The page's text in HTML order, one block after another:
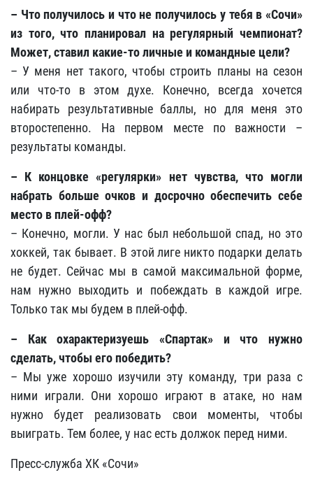
– Что получилось и что не получилось у тебя в «Сочи»
из того, что планировал на регулярный чемпионат?
Может, ставил какие-то личные и командные цели?
– У меня нет такого, чтобы строить планы на сезон
или что-то в этом духе. Конечно, всегда хочется
набирать результативные баллы, но для меня это
второстепенно. На первом месте по важности –
результаты команды.
– К концовке «регулярки» нет чувства, что могли
набрать больше очков и досрочно обеспечить себе
место в плей-офф?
– Конечно, могли. У нас был небольшой спад, но это
хоккей, так бывает. В этой лиге никто подарки делать
не будет. Сейчас мы в самой максимальной форме,
нам нужно выходить и побеждать в каждой игре.
Только так мы будем в плей-офф.
– Как охарактеризуешь «Спартак» и что нужно
сделать, чтобы его победить?
– Мы уже хорошо изучили эту команду, три раза с
ними играли. Они хорошо играют в атаке, но нам
нужно будет реализовать свои моменты, чтобы
выиграть. Тем более, у нас есть должок перед ними.
Пресс-служба ХК «Сочи»